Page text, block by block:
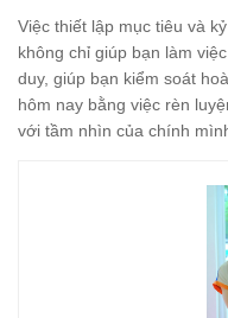
Việc thiết lập mục tiêu và
không chỉ giúp bạn làm
duy, giúp bạn kiểm soát
hôm nay bằng việc rèn
với tầm nhìn của chính